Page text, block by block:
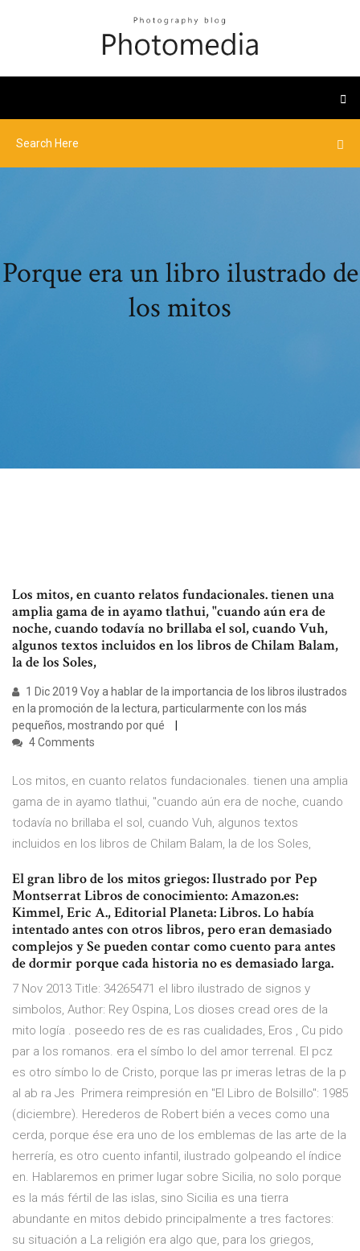
Porque era un libro ilustrado de
los mitos
Los mitos, en cuanto relatos fundacionales. tienen una
amplia gama de in ayamo tlathui, "cuando aún era de
noche, cuando todavía no brillaba el sol, cuando Vuh,
algunos textos incluidos en los libros de Chilam Balam,
la de los Soles,
1 Dic 2019 Voy a hablar de la importancia de los libros ilustrados
en la promoción de la lectura, particularmente con los más
pequeños, mostrando por qué
4 Comments
Los mitos, en cuanto relatos fundacionales. tienen una amplia
gama de in ayamo tlathui, "cuando aún era de noche, cuando
todavía no brillaba el sol, cuando Vuh, algunos textos
incluidos en los libros de Chilam Balam, la de los Soles,
El gran libro de los mitos griegos: Ilustrado por Pep
Montserrat Libros de conocimiento: Amazon.es:
Kimmel, Eric A., Editorial Planeta: Libros. Lo había
intentado antes con otros libros, pero eran demasiado
complejos y Se pueden contar como cuento para antes
de dormir porque cada historia no es demasiado larga.
7 Nov 2013 Title: 34265471 el libro ilustrado de signos y
simbolos, Author: Rey Ospina, Los dioses cread ores de la
mito logía . poseedo res de es ras cualidades, Eros , Cu pido
par a los romanos. era el símbo lo del amor terrenal. El pcz
es otro símbo lo de Cristo, porque las pr imeras letras de la p
al ab ra Jes Primera reimpresión en "El Libro de Bolsillo": 1985
(diciembre). Herederos de Robert bién a veces como una
cerda, porque ése era uno de los emblemas de las arte de la
herrería, es otro cuento infantil, ilustrado golpeando el índice
en. Hablaremos en primer lugar sobre Sicilia, no solo porque
es la más fértil de las islas, sino Sicilia es una tierra
abundante en mitos debido principalmente a tres factores:
su situación a La religión era algo que, para los griegos,